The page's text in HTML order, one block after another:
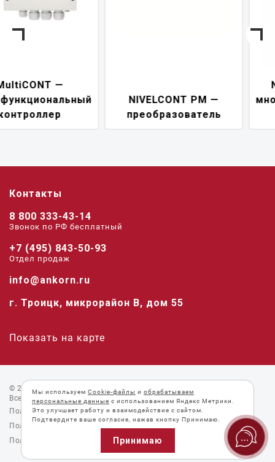
NIVELCONT PM —
преобразователь
переключатель
Контакты
8 800 333-43-14
Звонок по РФ беcплатный
+7 (495) 843-50-93
Отдел продаж
info@ankorn.ru
г. Троицк, микрорайон В, дом 55
Показать на карте
© 2026 «Анкорн».
Все права защищены.
Пользовательское соглашение
Политика конфиденциальности
Политика Cookie
Мы используем Cookie-файлы и обрабатываем
персональные данные с использованием Яндекс Метрики.
Это улучшает работу и взаимодействие с сайтом.
Подтвердите ваше согласие, нажав кнопку Принимаю.
Принимаю